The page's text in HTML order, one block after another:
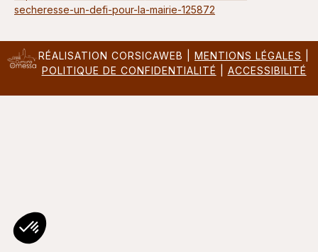
secheresse-un-defi-pour-la-mairie-125872
RÉALISATION CORSICAWEB |MENTIONS LÉGALES
POLITIQUE DE CONFIDENTIALITÉ
ACCESSIBILITÉ